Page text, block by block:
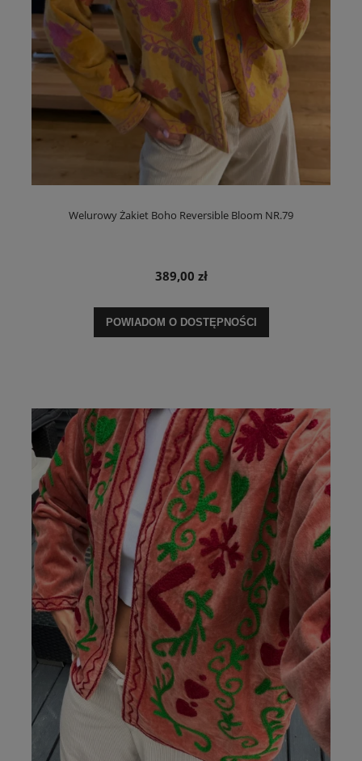
Welurowy Żakiet Boho Reversible Bloom NR.79
389,00 zł
POWIADOM O DOSTĘPNOŚCI